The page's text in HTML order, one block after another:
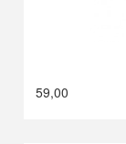
59,00